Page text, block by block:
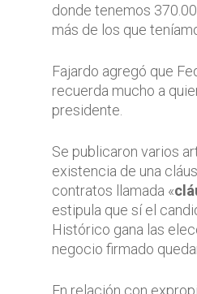
donde tenemos
más de los que
Fajardo agregó que
recuerda mucho a
presidente.
Se publicaron varios
existencia de una
contratos llamada «
estipula que sí el
Histórico gana las
negocio firmado
En relación con